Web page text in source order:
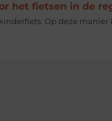
het fietsen in de
Op deze manier